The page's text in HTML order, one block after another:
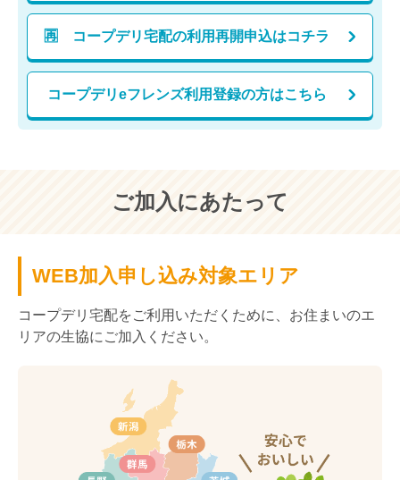
🈞 コープデリ宅配の利用再開申込はコチラ
コープデリeフレンズ利用登録の方はこちら
ご加入にあたって
WEB加入申し込み対象エリア
コープデリ宅配をご利用いただくために、お住まいのエ
リアの生協にご加入ください。